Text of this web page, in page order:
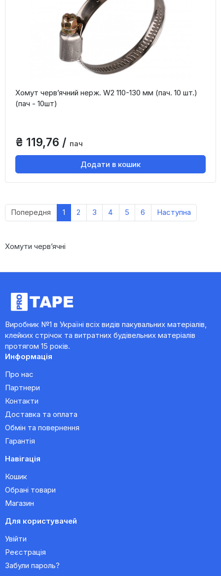
Хомут черв’ячний нерж. W2 110-130 мм (пач. 10 шт.)
(пач - 10шт)
₴ 119,76 / пач
Додати в кошик
Попередня 1 2 3 4 5 6 Наступна
Хомути черв’ячні
Виробник №1 в Україні всіх видів пакувальних матеріалів,
клейких стрічок та витратних будівельних матеріалів
протягом 15 років.
Информація
Про нас
Партнери
Контакти
Доставка та оплата
Обмін та повернення
Гарантія
Навігація
Кошик
Обрані товари
Магазин
Для користувачей
Увійти
Реєстрація
Забули пароль?